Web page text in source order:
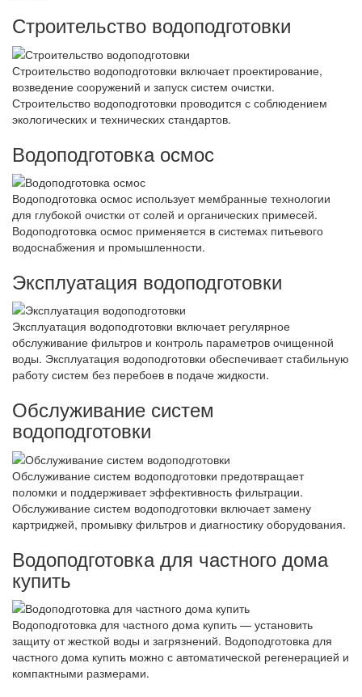
Строительство водоподготовки
Строительство водоподготовки включает проектирование,
возведение сооружений и запуск систем очистки.
Строительство водоподготовки проводится с соблюдением
экологических и технических стандартов.
Водоподготовка осмос
Водоподготовка осмос использует мембранные технологии
для глубокой очистки от солей и органических примесей.
Водоподготовка осмос применяется в системах питьевого
водоснабжения и промышленности.
Эксплуатация водоподготовки
Эксплуатация водоподготовки включает регулярное
обслуживание фильтров и контроль параметров очищенной
воды. Эксплуатация водоподготовки обеспечивает стабильную
работу систем без перебоев в подаче жидкости.
Обслуживание систем
водоподготовки
Обслуживание систем водоподготовки предотвращает
поломки и поддерживает эффективность фильтрации.
Обслуживание систем водоподготовки включает замену
картриджей, промывку фильтров и диагностику оборудования.
Водоподготовка для частного дома
купить
Водоподготовка для частного дома купить — установить
защиту от жесткой воды и загрязнений. Водоподготовка для
частного дома купить можно с автоматической регенерацией и
компактными размерами.